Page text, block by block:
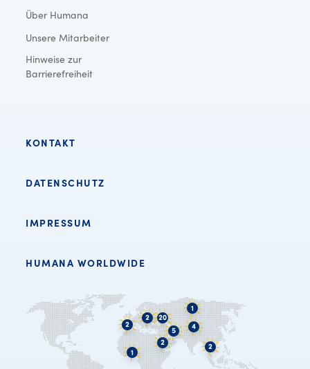
Über Humana
Unsere Mitarbeiter
Hinweise zur
Barrierefreiheit
KONTAKT
DATENSCHUTZ
IMPRESSUM
HUMANA WORLDWIDE